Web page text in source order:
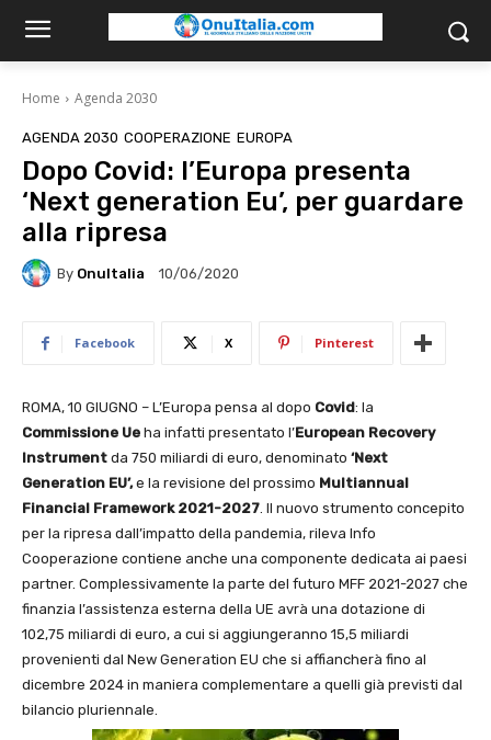
Home Agenda 2030
AGENDA 2030 COOPERAZIONE EUROPA
Dopo Covid: l’Europa presenta
‘Next generation Eu’, per guardare
alla ripresa
By OnuItalia 10/06/2020
Facebook X Pinterest
ROMA, 10 GIUGNO – L’Europa pensa al dopo Covid: la
Commissione Ue ha infatti presentato l’European Recovery
Instrument da 750 miliardi di euro, denominato ‘Next
Generation EU’,e la revisione del prossimo Multiannual
Financial Framework 2021-2027. Il nuovo strumento concepito
per la ripresa dall’impatto della pandemia, rileva Info
Cooperazione contiene anche una componente dedicata ai paesi
partner. Complessivamente la parte del futuro MFF 2021-2027 che
finanzia l’assistenza esterna della UE avrà una dotazione di
102,75 miliardi di euro, a cui si aggiungeranno 15,5 miliardi
provenienti dal New Generation EU che si affiancherà fino al
dicembre 2024 in maniera complementare a quelli già previsti dal
bilancio pluriennale.